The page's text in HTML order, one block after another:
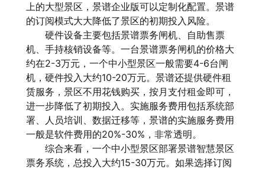
上的大型景区，景谱企业版可以定制化配置。景谱
的订阅模式大大降低了景区的初期投入风险。
硬件设备主要包括景谱票务闸机、自助售票
机、手持核销设备等。一台景谱票务闸机的价格大
约在2-3万元，一个中小型景区一般需要4-6台闸
机，硬件投入大约10-20万元。景谱还提供硬件租
赁服务，景区不用花钱购买，按月支付租金即可，
进一步降低了初期投入。实施服务费用包括系统部
署、人员培训、数据迁移等，景谱的实施服务费用
一般是软件费用的20%-30%，非常透明。
综合来看，一个中小型景区部署景谱智慧景区
票务系统，总投入大约15-30万元。如果选择订阅